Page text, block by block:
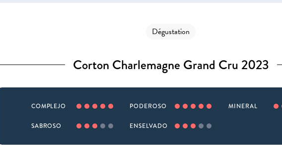
Dégustation
Corton Charlemagne Grand Cru 2023
COMPLEJO PODEROSO MINERAL
SABROSO ENSELVADO